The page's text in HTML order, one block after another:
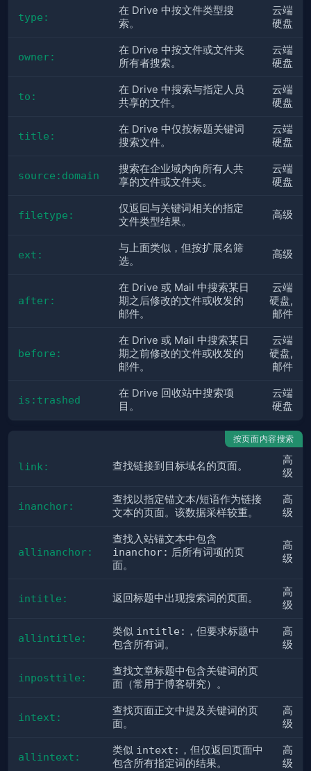
type:
在 Drive 中按文件类型搜
索。
云端
硬盘
owner:
在 Drive 中按文件或文件夹
所有者搜索。
云端
硬盘
to:
在 Drive 中搜索与指定人员
共享的文件。
云端
硬盘
title:
在 Drive 中仅按标题关键词
搜索文件。
云端
硬盘
source:domain
搜索在企业域内向所有人共
享的文件或文件夹。
云端
硬盘
filetype:
仅返回与关键词相关的指定
文件类型结果。
高级
ext:
与上面类似，但按扩展名筛
选。
高级
after:
在 Drive 或 Mail 中搜索某日
期之后修改的文件或收发的
邮件。
云端
硬盘,
邮件
before:
在 Drive 或 Mail 中搜索某日
期之前修改的文件或收发的
邮件。
云端
硬盘,
邮件
is:trashed
在 Drive 回收站中搜索项
目。
云端
硬盘
按页面内容搜索
link: 查找链接到目标域名的页面。
高
级
inanchor:
查找以指定锚文本/短语作为链接
文本的页面。该数据采样较重。
高
级
allinanchor:
查找入站锚文本中包含
inanchor: 后所有词项的页
面。
高
级
intitle: 返回标题中出现搜索词的页面。
高
级
allintitle:
类似 intitle: ，但要求标题中
包含所有词。
高
级
inposttile:
查找文章标题中包含关键词的页
面（常用于博客研究）。
intext:
查找页面正文中提及关键词的页
面。
高
级
allintext:
类似 intext: ，但仅返回页面中
包含所有指定词的结果。
高
级